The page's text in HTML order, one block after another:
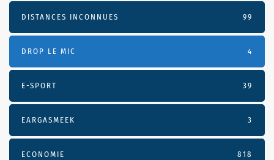
DISTANCES INCONNUES 99
DROP LE MIC 4
E-SPORT 39
EARGASMEEK 3
ECONOMIE 818